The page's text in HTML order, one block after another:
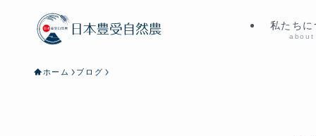
私たち
about
ホーム ブログ